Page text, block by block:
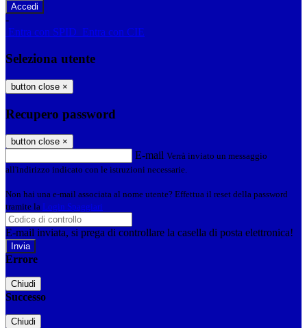
-
Entra con SPID Entra con CIE
Seleziona utente
button close ×
Recupero password
button close ×
E-mail Verrà inviato un messaggio
all'indirizzo indicato con le istruzioni necessarie.
Non hai una e-mail associata al nome utente? Effettua il reset della password
tramite la Login Spaggiari
E-mail inviata, si prega di controllare la casella di posta elettronica!
Errore
Chiudi
Successo
Chiudi